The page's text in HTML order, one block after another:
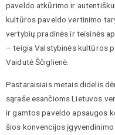
paveldo atkūrimo ir
kultūros paveldo vertinimo
vertybių pradinės ir teisinės
– teigia Valstybinės kultūros
Vaidutė Ščiglienė.
Pastaraisiais metais didelis
sąraše esančioms Lietuvos
ir gamtos paveldo apsaugos
šios konvencijos